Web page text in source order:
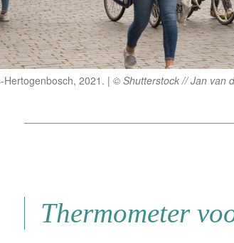
Hertogenbosch, 2021. © Shutterstock // Jan van
Thermometer